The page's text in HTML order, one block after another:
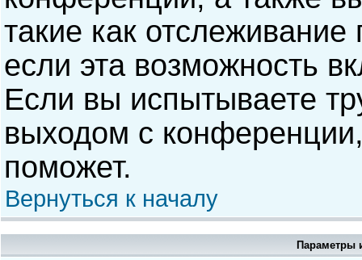
такие как
если эта возможность
Если вы испытываете
выходом с
поможет.
Вернуться к началу
Параметры